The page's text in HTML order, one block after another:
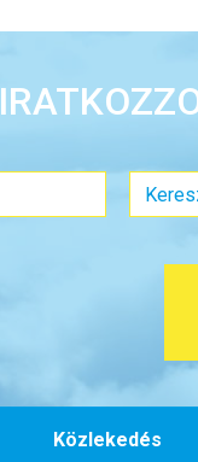
Közlekedés